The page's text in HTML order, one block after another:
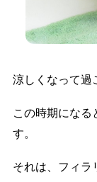
涼しくなって過
この時期になる
す。
それは、フィラ